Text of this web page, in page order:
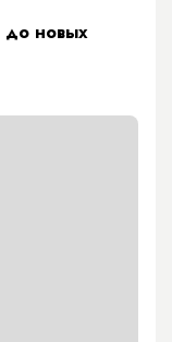
до новых